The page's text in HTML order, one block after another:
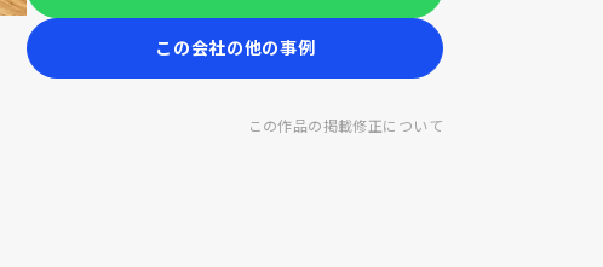
この会社の他の事例
この作品の掲載修正について